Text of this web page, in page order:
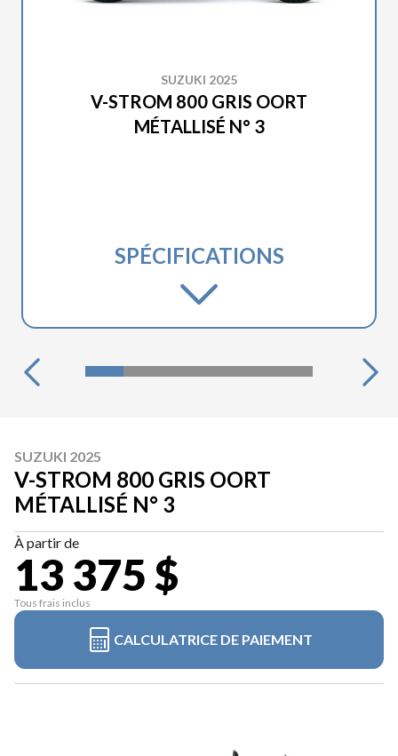
SUZUKI 2025
V-STROM 800 GRIS OORT
MÉTALLISÉ N° 3
SPÉCIFICATIONS
SUZUKI 2025
V-STROM 800 GRIS OORT
MÉTALLISÉ N° 3
À partir de
13 375 $
Tous frais inclus
CALCULATRICE DE PAIEMENT